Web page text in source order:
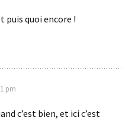
puis quoi encore !
pm
c’est bien, et ici c’est